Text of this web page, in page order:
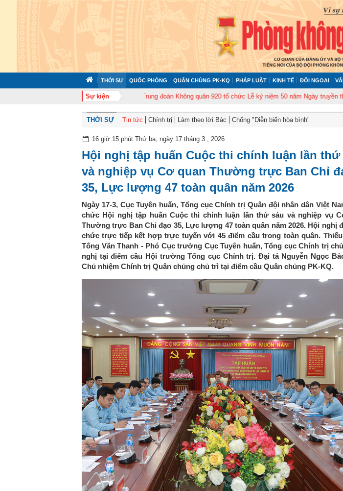
THỜI SỰ QUỐC PHÒNG QUÂN CHỦNG PK-KQ PHÁP LUẬT KINH TẾ ĐỐI NGOẠI
Sự kiện
tổ chức tập huấn cán bộ năm 2026 Trung đoàn Không quân 920 tổ chức Lễ kỷ niệm 50 năm Ngày truyền thống
THỜI SỰ Tin tức Chính trị Làm theo lời Bác Chống "Diễn biến hòa bình"
16 giờ:15 phút Thứ ba, ngày 17 tháng 3 , 2026
Hội nghị tập huấn Cuộc thi chính luận lần thứ
và nghiệp vụ Cơ quan Thường trực Ban Chỉ
35, Lực lượng 47 toàn quân năm 2026
Ngày 17-3, Cục Tuyên huấn, Tổng cục Chính trị Quân đội nhân dân Việt
chức Hội nghị tập huấn Cuộc thi chính luận lần thứ sáu và nghiệp vụ
Thường trực Ban Chỉ đạo 35, Lực lượng 47 toàn quân năm 2026. Hội nghị
chức trực tiếp kết hợp trực tuyến với 45 điểm cầu trong toàn quân.
Tống Văn Thanh - Phó Cục trưởng Cục Tuyên huấn, Tổng cục Chính trị
nghị tại điểm cầu Hội trường Tổng cục Chính trị. Đại tá Nguyễn Ngọc
Chủ nhiệm Chính trị Quân chủng chủ trì tại điểm cầu Quân chủng PK-KQ.